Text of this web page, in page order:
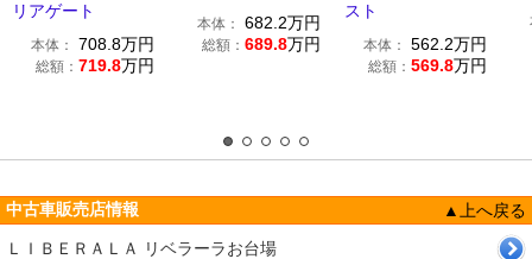
リアゲート
本体： 708.8万円
総額： 719.8万円
本体： 682.2万円
総額： 689.8万円
スト
本体： 562.2万円
総額： 569.8万円
中古車販売店情報
▲上へ戻る
ＬＩＢＥＲＡＬＡ リベラーラお台場